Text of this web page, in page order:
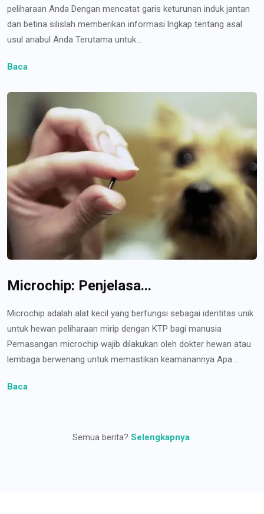
peliharaan Anda Dengan mencatat garis keturunan induk jantan
dan betina silislah memberikan informasi lngkap tentang asal
usul anabul Anda Terutama untuk...
Baca
Microchip: Penjelasa...
Microchip adalah alat kecil yang berfungsi sebagai identitas unik
untuk hewan peliharaan mirip dengan KTP bagi manusia
Pemasangan microchip wajib dilakukan oleh dokter hewan atau
lembaga berwenang untuk memastikan keamanannya Apa...
Baca
Semua berita? Selengkapnya